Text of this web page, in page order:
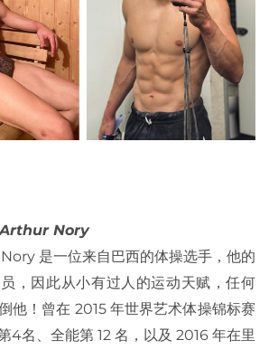
Arthur Nory
是一位来自巴西的体操选手，他的
，因此从小有过人的运动天赋，任何
他！曾在 2015 年世界艺术体操锦标赛
4名、全能第 12 名，以及 2016 年在里